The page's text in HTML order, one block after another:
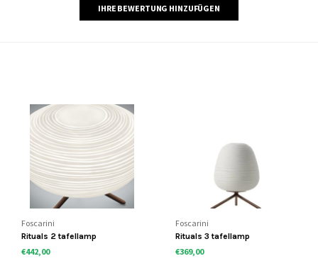
IHRE BEWERTUNG HINZUFÜGEN
Foscarini
Rituals 2 tafellamp
€442,00
Foscarini
Rituals 3 tafellamp
€369,00